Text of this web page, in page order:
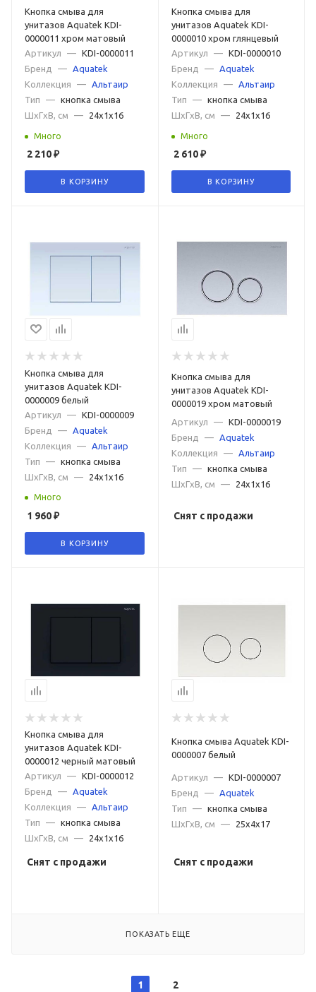
Кнопка смыва для
унитазов Aquatek KDI-
0000011 хром матовый
Артикул
— KDI-0000011
Бренд
— Aquatek
Коллекция
— Альтаир
Тип
— кнопка смыва
ШxГxВ, см
— 24x1x16
Много
2 210₽
В КОРЗИНУ
Кнопка смыва для
унитазов Aquatek KDI-
0000010 хром глянцевый
Артикул
—
KDI-0000010
Бренд
—
Aquatek
Коллекция
—
Альтаир
Тип
—
кнопка смыва
ШxГxВ, см
— 24x1x16
Много
2 610₽
В КОРЗИНУ
Кнопка смыва для
унитазов Aquatek KDI-
0000009 белый
Артикул
— KDI-0000009
Бренд
—
Aquatek
Коллекция
—
Альтаир
Тип
— кнопка смыва
ШxГxВ, см
— 24x1x16
Много
1 960₽
В КОРЗИНУ
Кнопка смыва для
унитазов Aquatek KDI-
0000019 хром матовый
Артикул
—
KDI-0000019
Бренд
—
Aquatek
Коллекция
—
Альтаир
Тип
—
кнопка смыва
ШxГxВ, см
— 24x1x16
Снят с продажи
Кнопка смыва для
унитазов Aquatek KDI-
0000012 черный матовый
Артикул
— KDI-0000012
Бренд
— Aquatek
Коллекция
— Альтаир
Тип
— кнопка смыва
ШxГxВ, см
— 24x1x16
Снят с продажи
Кнопка смыва Aquatek KDI-
0000007 белый
Артикул —
KDI-0000007
Бренд
—
Aquatek
Тип
—
кнопка смыва
ШxГxВ, см
— 25x4x17
Снят с продажи
ПОКАЗАТЬ ЕЩЕ
1 2